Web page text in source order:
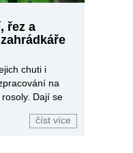
řez a
chuti i
na
Dají se
číst více